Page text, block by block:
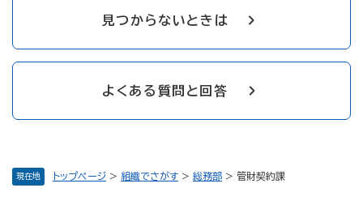
現在地 トップページ > 組織でさがす > 総務部 > 管財契約課
見つからないときは
よくある質問と回答